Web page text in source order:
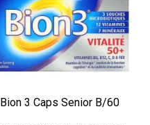
Bion 3 Caps Senior B/60